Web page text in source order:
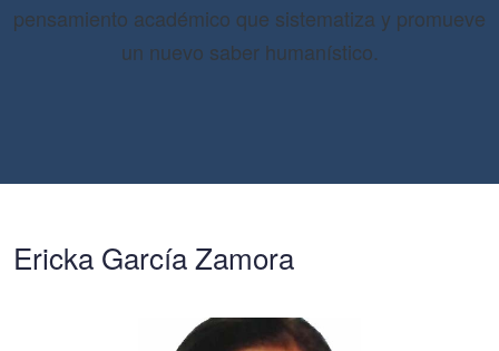
pensamiento académico que sistematiza y promueve
un nuevo saber humanístico.
Ericka García Zamora